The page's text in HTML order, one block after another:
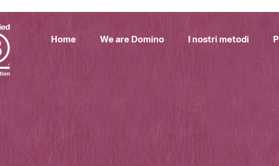
Home We are Domino I nostri metodi